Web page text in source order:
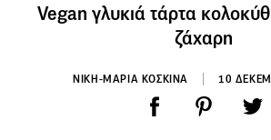
Vegan γλυκιά τάρτα
ζάχαρη
ΝΙΚΗ-ΜΑΡΙΑ ΚΟΣΚΙΝΑ 10